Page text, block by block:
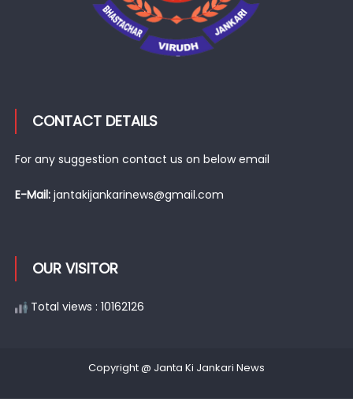
CONTACT DETAILS
For any suggestion contact us on below email
E-Mail: jantakijankarinews@gmail.com
OUR VISITOR
Total views : 10162126
Copyright @ Janta Ki Jankari News